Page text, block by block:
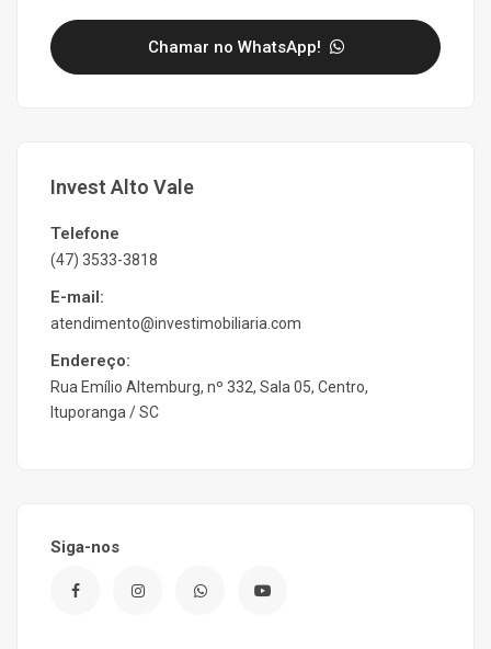
Chamar no WhatsApp!
Invest Alto Vale
Telefone
(47) 3533-3818
E-mail:
atendimento@investimobiliaria.com
Endereço:
Rua Emílio Altemburg, nº 332, Sala 05, Centro,
Ituporanga / SC
Siga-nos